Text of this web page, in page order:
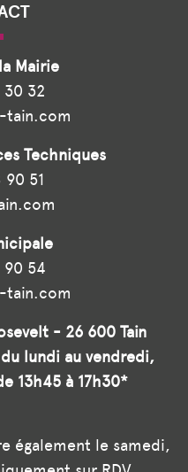
Mairie
32
tain.com
Techniques
90 51
90 54
tain.com
- 26 600 Tain
lundi au vendredi,
13h45 à 17h30*
également le samedi,